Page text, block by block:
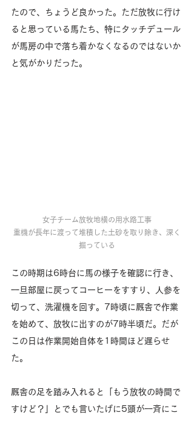
たので、ちょうど良かった。ただ放牧に行け
ると思っている馬たち、特にタッチデュール
が馬房の中で落ち着かなくなるのではないか
と気がかりだった。
女子チーム放牧地横の用水路工事
重機が長年に渡って堆積した土砂を取り除き、深く
掘っている
この時期は6時台に馬の様子を確認に行き、
一旦部屋に戻ってコーヒーをすすり、人参を
切って、洗濯機を回す。7時頃に厩舎で作業
を始めて、放牧に出すのが7時半頃だ。だが
この日は作業開始自体を1時間ほど遅らせ
た。
厩舎の足を踏み入れると「もう放牧の時間で
すけど？」とでも言いたげに5頭が一斉にこ